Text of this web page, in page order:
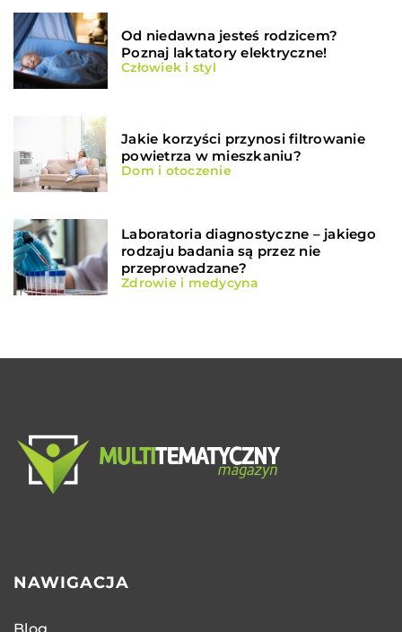
Od niedawna jesteś rodzicem?
Poznaj laktatory elektryczne!
Człowiek i styl
Jakie korzyści przynosi filtrowanie
powietrza w mieszkaniu?
Dom i otoczenie
Laboratoria diagnostyczne – jakiego
rodzaju badania są przez nie
przeprowadzane?
Zdrowie i medycyna
NAWIGACJA